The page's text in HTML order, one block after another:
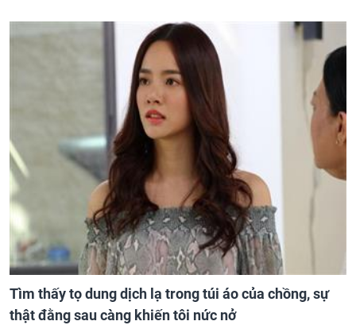
Tìm thấy tọ dung dịch lạ trong túi áo của chồng, sự
thật đằng sau càng khiến tôi nức nở